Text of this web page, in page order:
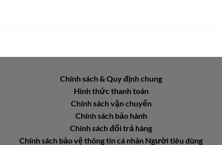
Chính sách & Quy định chung
Hình thức thanh toán
Chính sách vận chuyển
Chính sách bảo hành
Chính sách đổi trả hàng
Chính sách bảo vệ thông tin cá nhân Người tiêu dùng